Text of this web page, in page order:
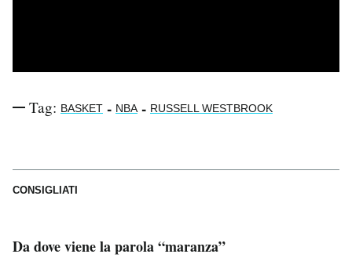
Tag: BASKET - NBA - RUSSELL WESTBROOK
CONSIGLIATI
Da dove viene la parola “maranza”